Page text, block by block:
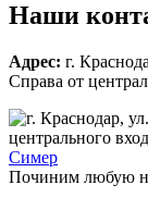
Наши
Адрес: г.
Справа от
центрального
Симер
Починим любую